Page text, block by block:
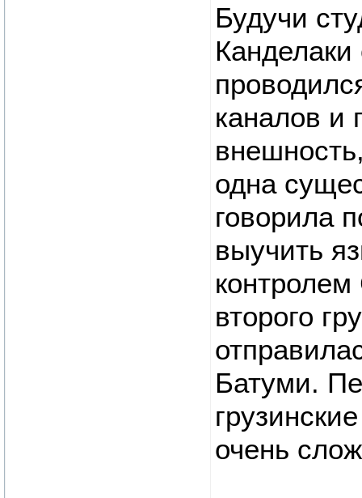
Будучи
Канделаки
каналов и
одна
говорила
выучить
контролем
второго
Батуми.
очень